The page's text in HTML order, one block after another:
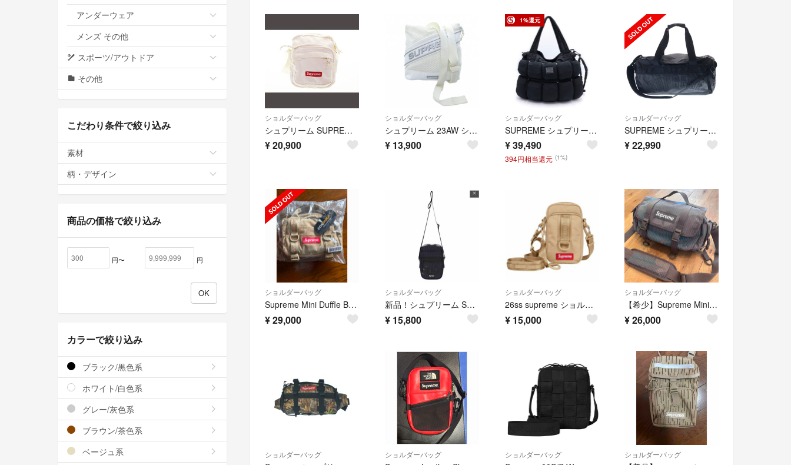
ショルダーバッグ
シュプリーム SUPREME 25AW DENIM SHOUIDER BAG
¥20,900
ショルダーバッグ
シュプリーム 23AW ショルダーバッグ サコッシュ メッシュ切替 ロゴ刺繍 白
¥ 13,900
1%還元
ショルダーバッグ
SUPREME シュプリーム 25SS Marithe + Francois Girbaud Pokachu Puffer Tote Bag マリテ フランソワ ジルボー ポカチュウ パファー トートバッグ ハンドバッグ ブラック
¥39,490
394円相当還元 (1%)
ショルダーバッグ
SUPREME シュプリーム ×THE NORTH FACE 19SS Arc Logo Small Base Camp Duffle Bag ザノースフェイス アーチロゴ スモール キャンプ ダッフル バッグ ブラック NF0A3KZ6
¥22,990
ショルダーバッグ
Supreme Mini Duffle Bag (26SS) Tan
¥29,000
ショルダーバッグ
新品！シュプリーム Supreme ショルダーバッグ ブラック 24SS
¥ 15,800
ショルダーバッグ
26ss supreme ショルダーバッグ tan
¥ 15,000
ショルダーバッグ
【希少】Supreme Mini Duffle Bag ミニダッフルバッグ カモ ショルダーバッグ ボックスロゴ
¥26,000
ショルダーバッグ ショルダーバッグ ショルダーバッグ ショルダーバッグ
アンダーウェア
メンズ その他
スポーツ/アウトドア
その他
こだわり条件で絞り込み
素材
柄・デザイン
商品の価格で絞り込み
円〜 円
カラーで絞り込み
ブラック/黒色系
ホワイト/白色系
グレー/灰色系
ブラウン/茶色系
ベージュ系